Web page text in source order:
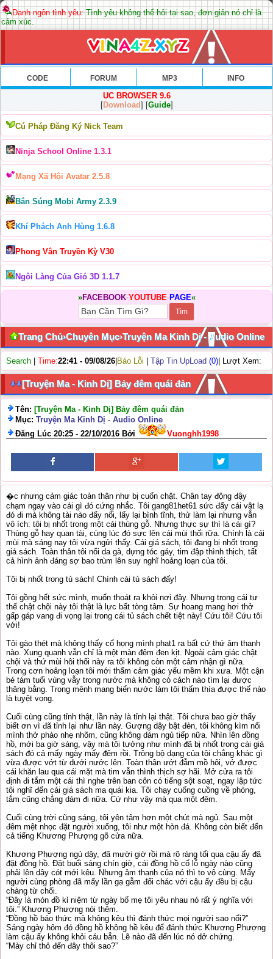
Danh ngôn tình yêu:Tình yêu không thể hỏi tại sao, đơn giản nó chỉ là
cảm xúc.
CODE FORUM MP3 INFO
UC BROWSER 9.6
[Download] [Guide]
Cú Pháp Đăng Ký Nick Team
Ninja School Online 1.3.1
Mạng Xã Hội Avatar 2.5.8
Bắn Súng Mobi Army 2.3.9
Khí Phách Anh Hùng 1.6.8
Phong Vân Truyền Kỳ V30
Ngôi Làng Của Gió 3D 1.1.7
»FACEBOOK-YOUTUBE-PAGE«
Trang Chủ›Chuyên Mục›Truyện Ma Kinh Dị - Audio Online
Search Time:22:41 - 09/08/26 Báo Lỗi Tập Tin UpLoad (0) | Lượt Xem:
[Truyện Ma - Kinh Dị] Bảy đêm quái đản
Tên: [Truyện Ma - Kinh Dị] Bảy đêm quái đản
Mục: Truyện Ma Kinh Dị - Audio Online
Đăng Lúc 20:25 - 22/10/2016 Bởi
Vuonghh1998
�c nhưng cảm giác toàn thân như bị cuốn chặt. Chân tay động đậy
chạm ngay vào cái gì đó cứng nhắc. Tôi gang81het61 sức đẩy cái vật lạ
đó đi mà không tài nào đẩy nổi, lấy lại bình tĩnh, thử làm lại nhưng vẫn
vô ích: tôi bị nhốt trong một cái thùng gỗ. Nhưng thực sự thì là cái gì?
Thùng gỗ hay quan tài, cùng lúc đó sực lên cái mùi thối rữa. Chính là cái
mùi mà sáng nay tôi vừa ngửi thấy. Cái giá sách, tôi đang bị nhốt trong
giá sách. Toàn thân tôi nổi da gà, dựng tóc gáy, tim đập thình thịch, tất
cả hình ảnh đáng sợ bao trùm lên suy nghĩ hoảng loạn của tôi.
Tôi bị nhốt trong tủ sách! Chính cái tủ sách đấy!
Tôi gồng hết sức mình, muốn thoát ra khỏi nơi đây. Nhưng trong cái tư
thế chật chội này tôi thật là lực bất tòng tâm. Sự hoang mang hơi thở
gấp gáp vang đi vọng lại trong cái tủ sách chết tiệt này! Cứu tôi! Cứu tôi
với!
Tôi gào thét mà không thấy cổ họng mình phat1 ra bất cứ thứ âm thanh
nào. Xung quanh vẫn chỉ là một màn đêm đen kịt. Ngoài cảm giác chật
chội và thứ mùi hôi thối này ra tôi không còn một cảm nhận gì nữa.
Trong cơn hoảng loạn tôi mới thấm cảm giác yếu mềm khi xưa. Một cận
bé tám tuổi vùng vẫy trong nước mà không có cách nào tìm lại được
thăng bằng. Trong mênh mang biển nước làm tôi thấm thía được thế nào
là tuyệt vọng.
Cuối cùng cũng tỉnh thật, lần này là tỉnh lại thật. Tôi chưa bao giờ thấy
biết ơn vì đã tỉnh lại như lần này. Gượng dậy bật đèn, tôi không kìm nổi
mình thở phào nhẹ nhõm, cũng không dám ngủ tiếp nữa. Nhìn lên đồng
hồ, mới ba giờ sáng, vậy mà tôi tưởng như mình đã bị nhốt trong cái giá
sách đó cả mấy ngày mấy đêm rồi. Trông bộ dạng của tôi chẳng khác gì
vừa được vớt từ dưới nước lên. Toàn thân ướt đẫm mồ hôi, vớ được
cái khăn lau qua cái mặt mà tim vẫn thình thịch sợ hãi. Mở cửa ra tôi
định đi tắm một cái thì nghe trên ban côn có tiếng sột soạt, ngay lập tức
tôi nghĩ đến cái giá sách ma quái kia. Tôi chạy cuống cuồng về phòng,
tắm cũng chẳng dám đi nữa. Cứ như vậy mà qua một đêm.
Cuối cùng trời cũng sáng, tôi yên tâm hơn một chút mà ngủ. Sau một
đêm mệt nhọc đặt người xuống, tôi như một hòn đá. Không còn biết đến
cả tiếng Khương Phượng gõ cửa nữa.
Khương Phượng ngủ dậy, đã mười giờ rồi mà rõ ràng tối qua cậu ấy đã
đặt đồng hồ. Đặt buổi sáng chín giờ, cái đồng hồ cổ lỗ ngày nào cũng
phải lên dây cót mới kêu. Nhưng âm thanh của nó thì to vô cùng. Mấy
người cùng phòng đã mấy lần gạ gẫm đổi chác với cậu ấy đều bị cậu
chàng từ chối.
“Đây là món đồ kỉ niệm từ ngày bố mẹ tôi yêu nhau nó rất ý nghĩa với
tôi.” Khương Phượng nói thêm.
“Đồng hồ báo thức mà không kêu thì đánh thức mọi người sao nổi?”
Sáng ngày hôm đó đồng hồ không hề kêu để đánh thức Khương Phượng
làm cậu ấy không khỏi cáu bẳn. Lẽ nào đã đến lúc nó dở chứng.
“Mày chỉ thỏ đến đây thôi sao?”